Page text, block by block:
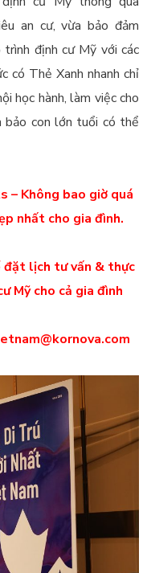
an cư, vừa bảo đảm
định cư Mỹ với các
có Thẻ Xanh nhanh chỉ
học hành, làm việc cho
bảo con lớn tuổi có thể
– Không bao giờ quá
nhất cho gia đình.
đặt lịch tư vấn & thực
Mỹ cho cả gia đình